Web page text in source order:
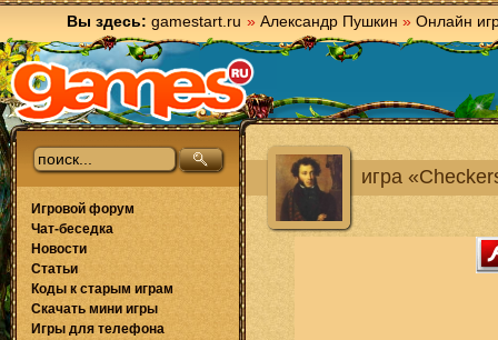
Вы здесь: gamestart.ru » Александр Пушкин » Онлайн
игра
Игровой форум
Чат-беседка
Новости
Статьи
Коды к старым играм
Скачать мини игры
Игры для телефона